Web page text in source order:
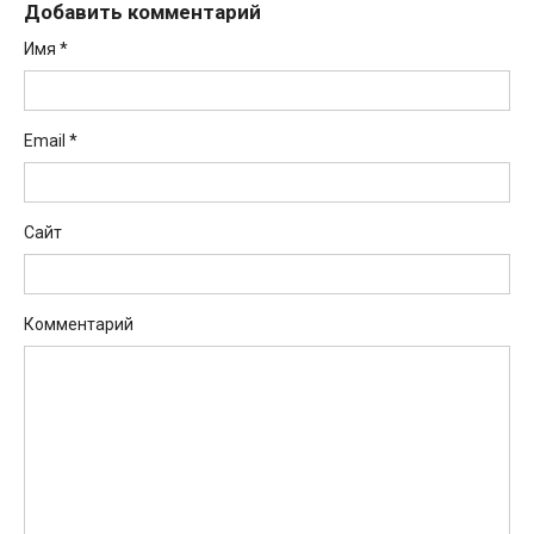
Добавить комментарий
Имя *
Email *
Сайт
Комментарий